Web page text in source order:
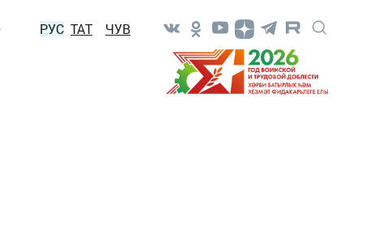
РУС ТАТ ЧУВ